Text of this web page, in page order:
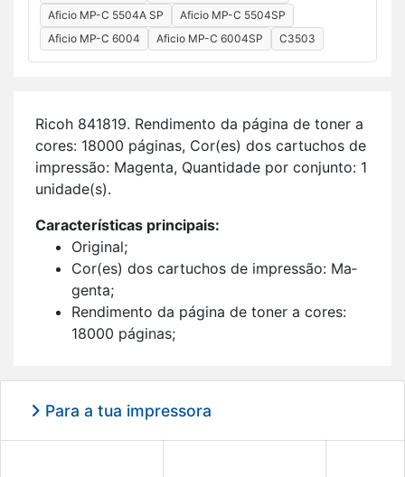
Aficio MP-C 5504A SP
Aficio MP-C 5504SP
Aficio MP-C 6004
Aficio MP-C 6004SP C3503
Ricoh 841819. Ren­di­mento da pá­gina de toner a
cores: 18000 pá­ginas, Cor(es) dos car­tu­chos de
im­pressão: Ma­genta, Quan­ti­dade por con­junto: 1
uni­dade(s).
Ca­rac­te­rís­ticas prin­ci­pais:
Ori­ginal;
Cor(es) dos car­tu­chos de im­pressão: Ma­
genta;
Ren­di­mento da pá­gina de toner a cores:
18000 pá­ginas;
1 uni­dade(s).
Para a tua impressora